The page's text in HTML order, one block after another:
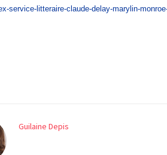
service-litteraire-claude-delay-marylin-
Guilaine Depis